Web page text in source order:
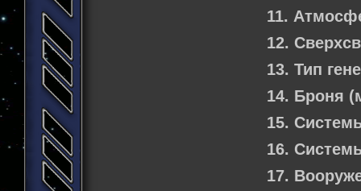
11.
12.
13. Тип
14. Броня
15.
16.
17.